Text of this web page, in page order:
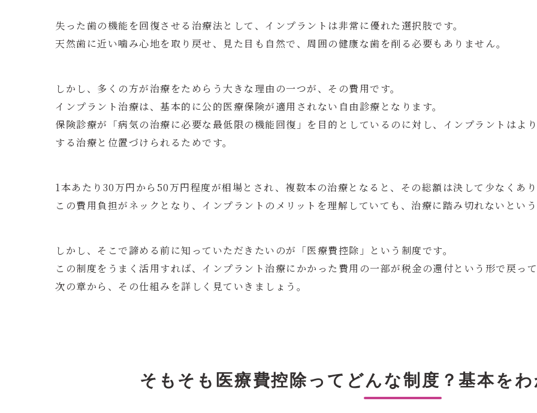
失った歯の機能を回復させる治療法として、インプラントは非常に優れた選択肢です。
天然歯に近い噛み心地を取り戻せ、見た目も自然で、周囲の健康な歯を削る必要もありません。
しかし、多くの方が治療をためらう大きな理由の一つが、その費用です。
インプラント治療は、基本的に公的医療保険が適用されない自由診療となります。
保険診療が「病気の治療に必要な最低限の機能回復」を目的としているのに対し、インプラントはよ
する治療と位置づけられるためです。
1本あたり30万円から50万円程度が相場とされ、複数本の治療となると、その総額は決して少なくあ
この費用負担がネックとなり、インプラントのメリットを理解していても、治療に踏み切れないとい
しかし、そこで諦める前に知っていただきたいのが「医療費控除」という制度です。
この制度をうまく活用すれば、インプラント治療にかかった費用の一部が税金の還付という形で戻っ
次の章から、その仕組みを詳しく見ていきましょう。
そもそも医療費控除ってどんな制度？基本を